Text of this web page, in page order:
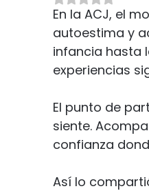
Novedades
Educación
En la ACJ, el
autoestima y
infancia hasta
experiencias
El punto de
siente.
confianza
Así lo